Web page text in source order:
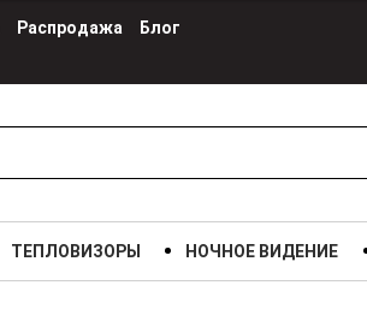
Распродажа
Блог
ТЕПЛОВИЗОРЫ НОЧНОЕ ВИДЕНИЕ